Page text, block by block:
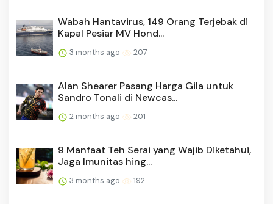
Wabah Hantavirus, 149 Orang Terjebak di
Kapal Pesiar MV Hond...
3 months ago 207
Alan Shearer Pasang Harga Gila untuk
Sandro Tonali di Newcas...
2 months ago 201
9 Manfaat Teh Serai yang Wajib Diketahui,
Jaga Imunitas hing...
3 months ago 192